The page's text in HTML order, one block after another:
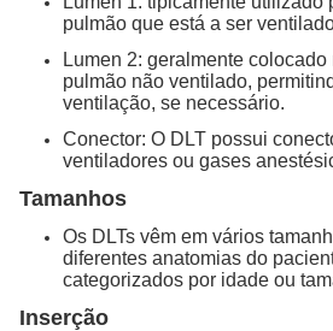
pulmão que está a ser
Lumen 2: geralmente
pulmão não ventilado,
ventilação, se necessário.
Conector: O DLT possui
ventiladores ou gases
Tamanhos
Os DLTs vêm em vários
diferentes anatomias do
categorizados por idade ou
Inserção